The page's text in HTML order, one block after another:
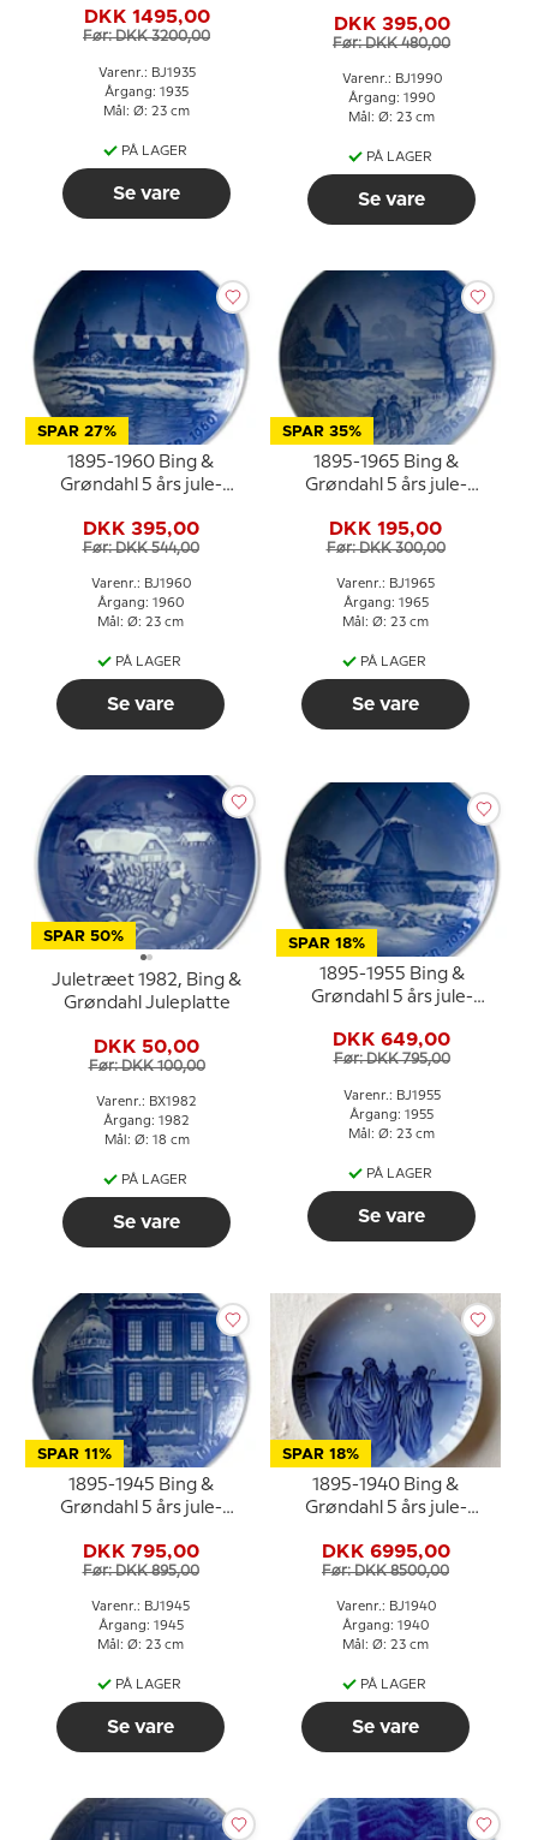
DKK 1495,00
Før: DKK 3200,00
Varenr.: BJ1935
Årgang: 1935
Mål: Ø: 23 cm
PÅ LAGER
Se vare
DKK 395,00
Før: DKK 480,00
Varenr.: BJ1990
Årgang: 1990
Mål: Ø: 23 cm
PÅ LAGER
Se vare
SPAR 27%
1895-1960 Bing &
Grøndahl 5 års jule-
DKK 395,00
Før: DKK 544,00
Varenr.: BJ1960
Årgang: 1960
Mål: Ø: 23 cm
PÅ LAGER
Se vare
SPAR 35%
1895-1965 Bing &
Grøndahl 5 års jule-
DKK 195,00
Før: DKK 300,00
Varenr.: BJ1965
Årgang: 1965
Mål: Ø: 23 cm
PÅ LAGER
Se vare
SPAR 50%
Juletræet 1982, Bing &
Grøndahl Juleplatte
DKK 50,00
Før: DKK 100,00
Varenr.: BX1982
Årgang: 1982
Mål: Ø: 18 cm
PÅ LAGER
Se vare
SPAR 18%
1895-1955 Bing &
Grøndahl 5 års jule-
DKK 649,00
Før: DKK 795,00
Varenr.: BJ1955
Årgang: 1955
Mål: Ø: 23 cm
PÅ LAGER
Se vare
SPAR 11%
1895-1945 Bing &
Grøndahl 5 års jule-
DKK 795,00
Før: DKK 895,00
Varenr.: BJ1945
Årgang: 1945
Mål: Ø: 23 cm
PÅ LAGER
Se vare
SPAR 18%
1895-1940 Bing &
Grøndahl 5 års jule-
DKK 6995,00
Før: DKK 8500,00
Varenr.: BJ1940
Årgang: 1940
Mål: Ø: 23 cm
PÅ LAGER
Se vare